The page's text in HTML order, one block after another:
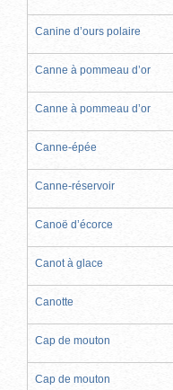
Canine d’ours polaire
Canne à pommeau d’or
Canne à pommeau d’or
Canne-épée
Canne-réservoir
Canoë d’écorce
Canot à glace
Canotte
Cap de mouton
Cap de mouton